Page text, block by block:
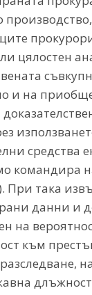
производство,
цялостен
и на
средства
командира
При така
данни и
на
към
длъжност